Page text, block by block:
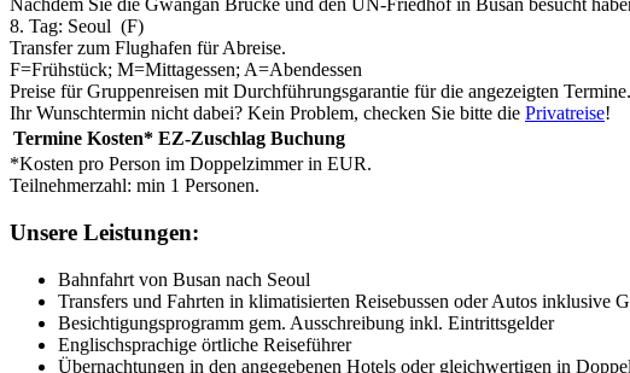
Nachdem Sie die Gwangan Brücke und den UN-Friedhof in Busan besucht
8. Tag: Seoul (F)
Transfer zum Flughafen für Abreise.
F=Frühstück; M=Mittagessen; A=Abendessen
Preise für Gruppenreisen mit Durchführungsgarantie für die angezeigten Termine.
Ihr Wunschtermin nicht dabei? Kein Problem, checken Sie bitte die Privatreise!
Termine Kosten* EZ-Zuschlag Buchung
*Kosten pro Person im Doppelzimmer in EUR.
Teilnehmerzahl: min 1 Personen.
Unsere Leistungen:
Bahnfahrt von Busan nach Seoul
Transfers und Fahrten in klimatisierten Reisebussen oder Autos inklusive
Besichtigungsprogramm gem. Ausschreibung inkl. Eintrittsgelder
Englischsprachige örtliche Reiseführer
Übernachtungen in den angegebenen Hotels oder gleichwertigen in